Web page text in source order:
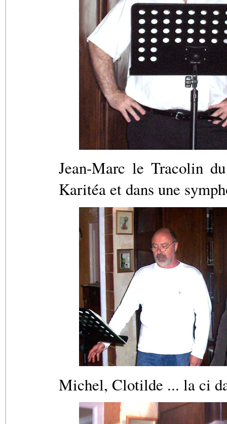
Jean-Marc le Tracolin
Karitéa et dans une
Michel, Clotilde ... la ci